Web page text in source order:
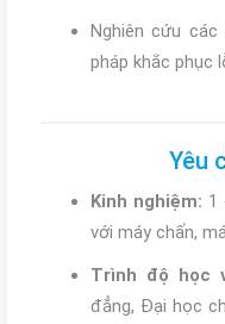
Nghiên cứu
pháp khắc phục
Yêu
Kinh nghiệm: 1
với máy chấn,
Trình độ học
đẳng, Đại học